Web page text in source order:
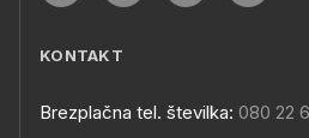
KONTAKT
Brezplačna tel. številka: 080 22